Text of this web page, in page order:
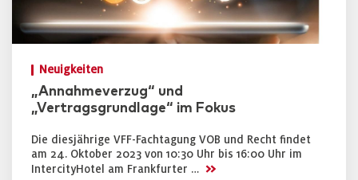
Neuigkeiten
„Annahmeverzug“ und
„Vertragsgrundlage“ im Fokus
Die diesjährige VFF-Fachtagung VOB und Recht findet
am 24. Oktober 2023 von 10:30 Uhr bis 16:00 Uhr im
IntercityHotel am Frankfurter … >>